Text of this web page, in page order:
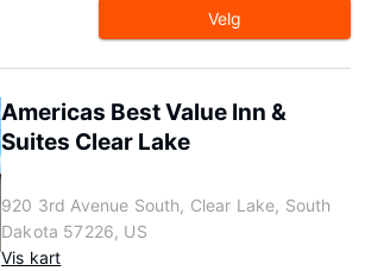
Velg
Americas Best Value Inn &
Suites Clear Lake
920 3rd Avenue South, Clear Lake, South
Dakota 57226, US
Vis kart